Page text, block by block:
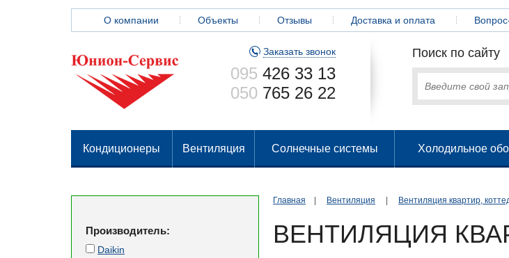
О компании Объекты Отзывы Доставка и оплата
Заказать звонок
095 426 33 13
050 765 26 22
Поиск по сайту
Кондиционеры Вентиляция Солнечные системы Холодильное
Главная Вентиляция Вентиляция квартир,
ВЕНТИЛЯЦИЯ
Производитель:
Daikin